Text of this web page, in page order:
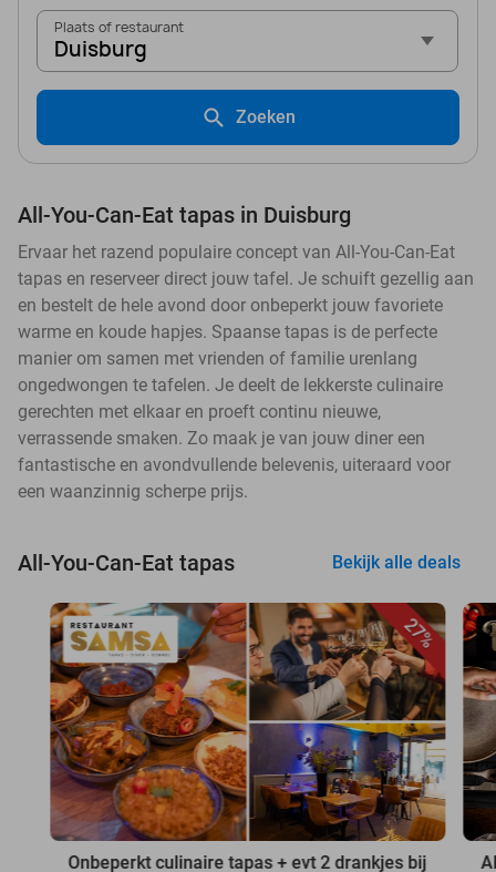
Plaats of restaurant
Duisburg
Zoeken
All-You-Can-Eat tapas in Duisburg
Ervaar het razend populaire concept van All-You-Can-Eat
tapas en reserveer direct jouw tafel. Je schuift gezellig aan
en bestelt de hele avond door onbeperkt jouw favoriete
warme en koude hapjes. Spaanse tapas is de perfecte
manier om samen met vrienden of familie urenlang
ongedwongen te tafelen. Je deelt de lekkerste culinaire
gerechten met elkaar en proeft continu nieuwe,
verrassende smaken. Zo maak je van jouw diner een
fantastische en avondvullende belevenis, uiteraard voor
een waanzinnig scherpe prijs.
All-You-Can-Eat tapas Bekijk alle deals
27%
Onbeperkt culinaire tapas + evt 2 drankjes bij